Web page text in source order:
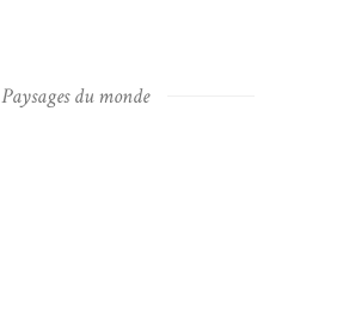
Paysages du monde